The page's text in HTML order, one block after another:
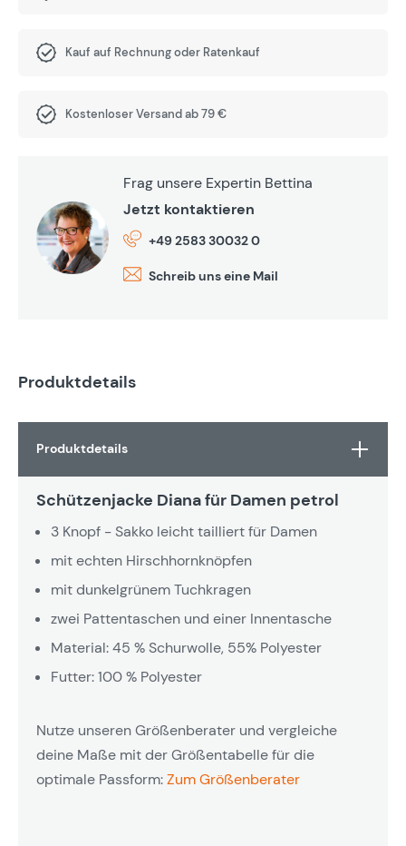
Kauf auf Rechnung oder Ratenkauf
Kostenloser Versand ab 79 €
Frag unsere Expertin Bettina
Jetzt kontaktieren
+49 2583 30032 0
Schreib uns eine Mail
Produktdetails
Produktdetails
Schützenjacke Diana für Damen petrol
3 Knopf - Sakko leicht tailliert für Damen
mit echten Hirschhornknöpfen
mit dunkelgrünem Tuchkragen
zwei Pattentaschen und einer Innentasche
Material: 45 % Schurwolle, 55% Polyester
Futter: 100 % Polyester
Nutze unseren Größenberater und vergleiche
deine Maße mit der Größentabelle für die
optimale Passform:Zum Größenberater